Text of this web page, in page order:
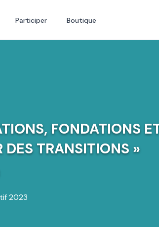
Participer Boutique
FONDATIONS
TRANSITIONS »
2023